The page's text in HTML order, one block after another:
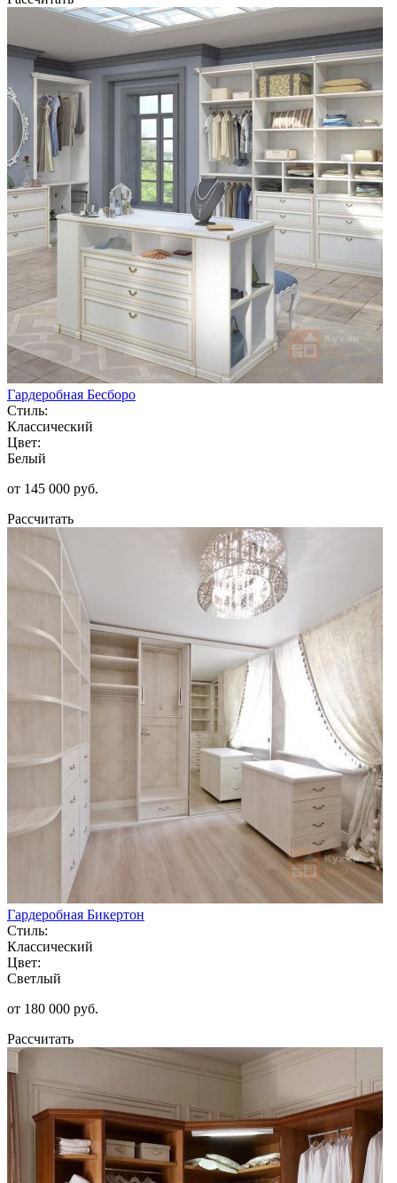
Гардеробная Бесборо
Стиль:
Классический
Цвет:
Белый
от 145 000 руб.
Рассчитать
Гардеробная Бикертон
Стиль:
Классический
Цвет:
Светлый
от 180 000 руб.
Рассчитать